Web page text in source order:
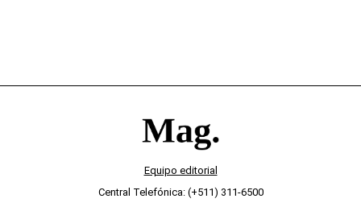
Equipo editorial
Central Telefónica: (+511) 311-6500